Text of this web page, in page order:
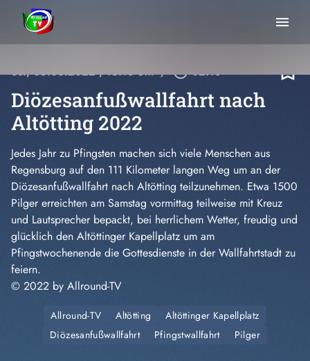
menu
So., 05.06.2022, 16:18 Uhr / play_circle_outline02:18 bookmark_border
Diözesanfußwallfahrt nach
Altötting 2022
Jedes Jahr zu Pfingsten machen sich viele Menschen aus
Regensburg auf den 111 Kilometer langen Weg um an der
Diözesanfußwallfahrt nach Altötting teilzunehmen. Etwa 1500
Pilger erreichten am Samstag vormittag teilweise mit Kreuz
und Lautsprecher bepackt, bei herrlichem Wetter, freudig und
glücklich den Altöttinger Kapellplatz um am
Pfingstwochenende die Gottesdienste in der Wallfahrtstadt zu
feiern.
© 2022 by Allround-TV
Allround-TV Altötting
Altöttinger Kapellplatz
Diözesanfußwallfahrt
Pfingstwallfahrt Pilger